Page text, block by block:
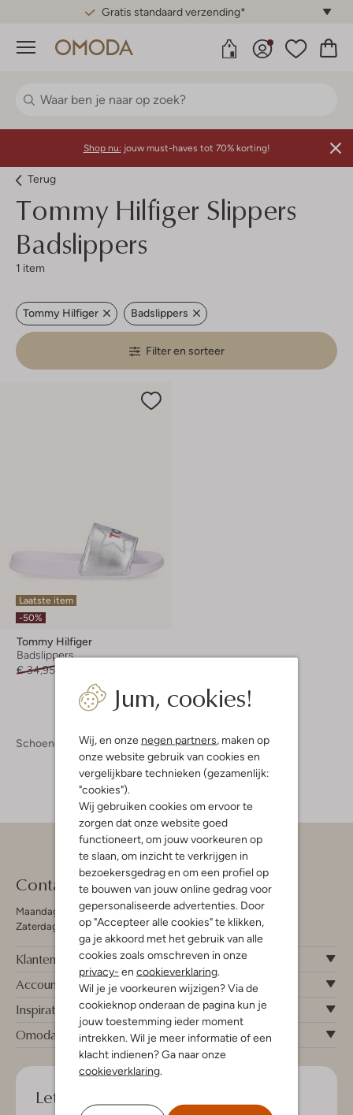
Gratis standaard verzending*
Menu
Jum, cookies!
Wij, en onze negen partners, maken op
onze website gebruik van cookies en
vergelijkbare technieken (gezamenlijk:
"cookies").
Wij gebruiken cookies om ervoor te
zorgen dat onze website goed
functioneert, om jouw voorkeuren op
te slaan, om inzicht te verkrijgen in
bezoekersgedrag en om een profiel op
te bouwen van jouw online gedrag voor
gepersonaliseerde advertenties. Door
op "Accepteer alle cookies" te klikken,
ga je akkoord met het gebruik van alle
cookies zoals omschreven in onze
privacy- en cookieverklaring.
Wil je je voorkeuren wijzigen? Via de
cookieknop onderaan de pagina kun je
jouw toestemming ieder moment
intrekken. Wil je meer informatie of een
klacht indienen? Ga naar onze
cookieverklaring.
Shop nu: jouw must-haves tot 70% korting!
Terug
Tommy Hilfiger Slippers
Badslippers
1 item
Tommy Hilfiger Badslippers
Filter en sorteer
Laatste item
-50%
Tommy Hilfiger
Badslippers
€ 34,95
Schoenen Slippers
Contact
Maandag - Vrijdag 09:00 - 19:00 uur
Zaterdag 09:00 - 17:00 uur
Klantenservice
Account
Inspiratie
Omoda
Let's keep in touch!